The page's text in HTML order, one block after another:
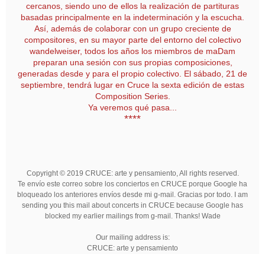
cercanos, siendo uno de ellos la realización de partituras
basadas principalmente en la indeterminación y la escucha.
Así, además de colaborar con un grupo creciente de
compositores, en su mayor parte del entorno del colectivo
wandelweiser, todos los años los miembros de maDam
preparan una sesión con sus propias composiciones,
generadas desde y para el propio colectivo. El sábado, 21 de
septiembre, tendrá lugar en Cruce la sexta edición de estas
Composition Series.
Ya veremos qué pasa...
****
Copyright © 2019 CRUCE: arte y pensamiento, All rights reserved.
Te envío este correo sobre los conciertos en CRUCE porque Google ha
bloqueado los anteriores envíos desde mi g-mail. Gracias por todo. I am
sending you this mail about concerts in CRUCE because Google has
blocked my earlier mailings from g-mail. Thanks! Wade
Our mailing address is:
CRUCE: arte y pensamiento